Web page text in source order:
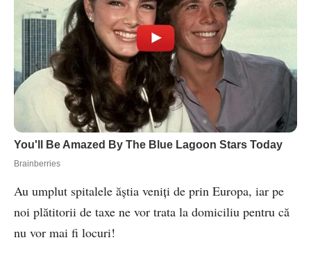
Au umplut spitalele ăștia veniți de prin Europa, iar pe
noi plătitorii de taxe ne vor trata la domiciliu pentru că
nu vor mai fi locuri!